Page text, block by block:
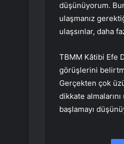
düşünüyorum.
ulaşmanız
ulaşsınlar, daha
TBMM Kâtibi Efe
görüşlerini
Gerçekten çok
dikkate
başlamayı